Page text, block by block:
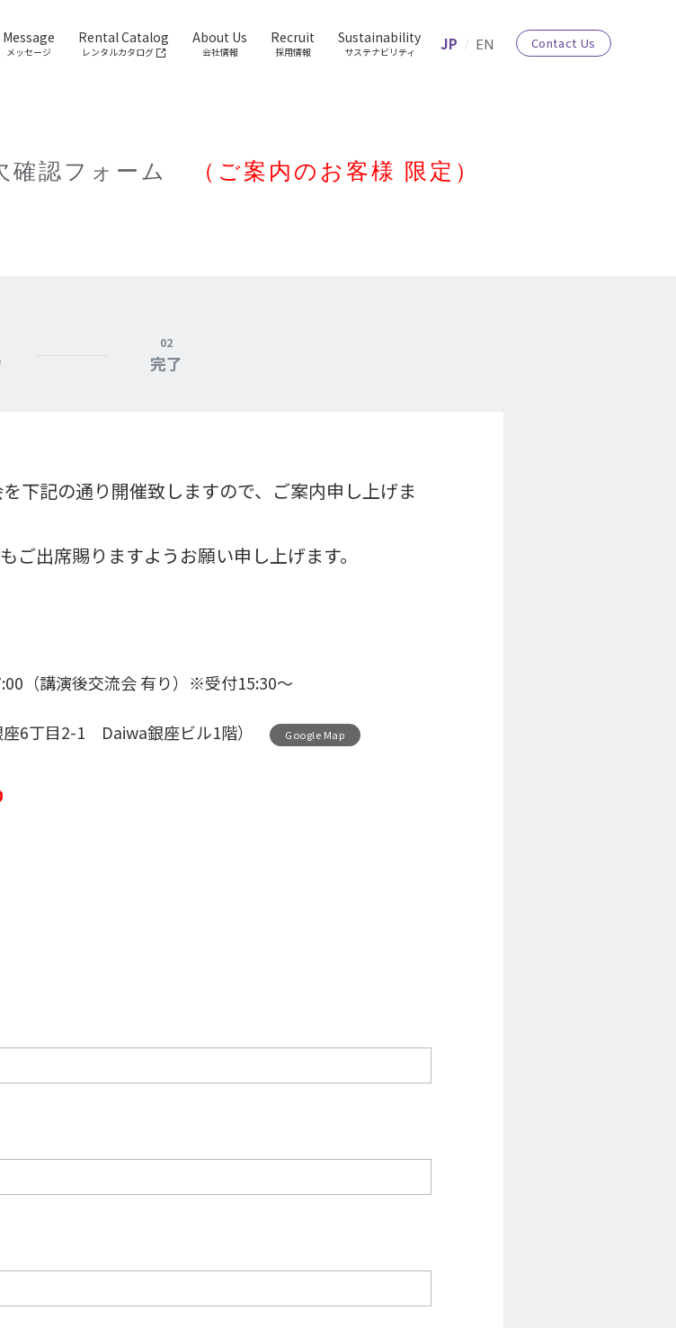
Message
メッセージ
Rental Catalog
レンタルカタログ
About Us
会社情報
Recruit
採用情報
Sustainability
サステナビリティ JP EN Contact Us
確認フォーム （ご案内のお客様 限定）
02
完了
下記の通り開催致しますので、ご案内申し上げま
ご出席賜りますようお願い申し上げます。
（講演後交流会 有り）※受付15:30～
座6丁目2-1 Daiwa銀座ビル1階） Google Map